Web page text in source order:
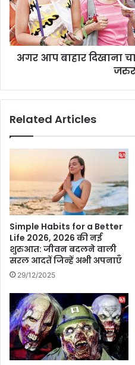
गी
को
औ
र
ए
ग
बा
हा
र
दि
है
,
तो
य
स
ब
ज
रु
क
अगर आप बाहार दिखाना
Related Articles
Simple Habits for a Better
Life 2026, 2026 की नई
शुरुआत: जीवन बदलने वाली
सरल आदतें जिन्हें अभी अपनाएँ
29/12/2025